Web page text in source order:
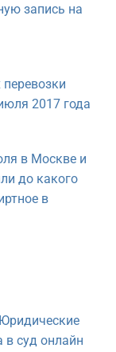
запись на
2017 года
в Москве и
до какого
в
в суд онлайн